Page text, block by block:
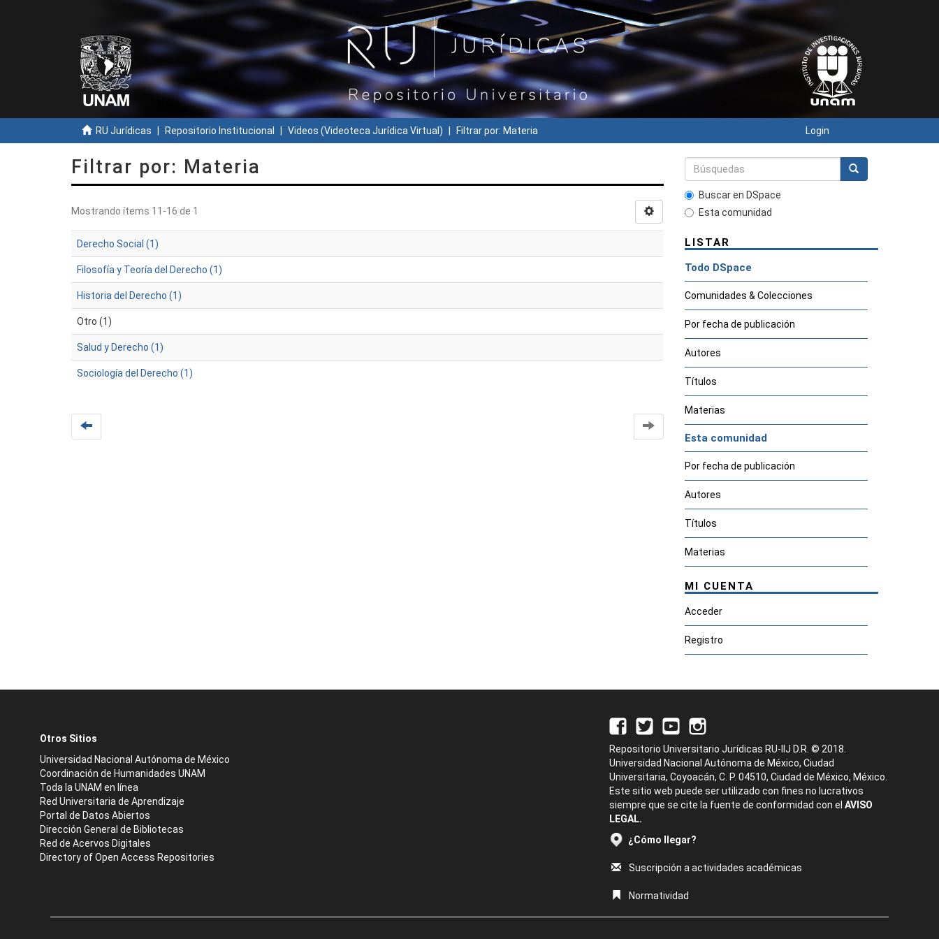
RU Jurídicas Repositorio Institucional Videos (Videoteca Jurídica Virtual) Filtrar por: Materia Login
Filtrar por: Materia
Mostrando ítems 11-16 de 1
Derecho Social (1)
Filosofía y Teoría del Derecho (1)
Historia del Derecho (1)
Otro (1)
Salud y Derecho (1)
Sociología del Derecho (1)
Buscar en DSpace
Esta comunidad
LISTAR
Todo DSpace
Comunidades & Colecciones
Por fecha de publicación
Autores
Títulos
Materias
Esta comunidad
Por fecha de publicación
Autores
Títulos
Materias
MI CUENTA
Acceder
Registro
Otros Sitios
Universidad Nacional Autónoma de México
Coordinación de Humanidades UNAM
Toda la UNAM en línea
Red Universitaria de Aprendizaje
Portal de Datos Abiertos
Dirección General de Bibliotecas
Red de Acervos Digitales
Directory of Open Access Repositories
Repositorio Universitario Jurídicas RU-IIJ D.R. © 2018.
Universidad Nacional Autónoma de México, Ciudad
Universitaria, Coyoacán, C. P. 04510, Ciudad de México, México.
Este sitio web puede ser utilizado con fines no lucrativos
siempre que se cite la fuente de conformidad con el AVISO
LEGAL.
¿Cómo llegar?
Suscripción a actividades académicas
Normatividad